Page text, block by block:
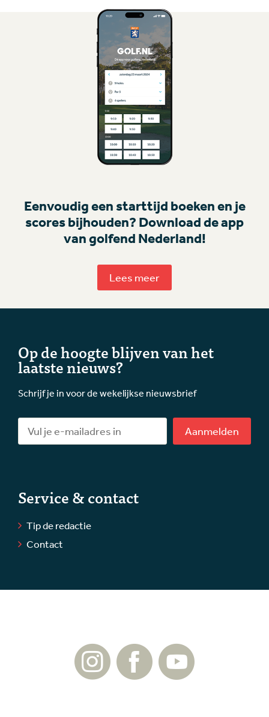
Eenvoudig een starttijd boeken en je
scores bijhouden? Download de app
van golfend Nederland!
Lees meer
Op de hoogte blijven van het
laatste nieuws?
Schrijf je in voor de wekelijkse nieuwsbrief
Aanmelden
Service & contact
Tip de redactie
Contact